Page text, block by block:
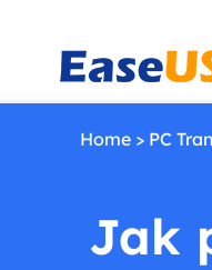
Home > PC
Jak